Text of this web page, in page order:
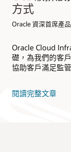
方式
Oracle 資深首席產
Oracle Cloud
礎，為我們的客
協助客戶滿足監
閱讀完整文章